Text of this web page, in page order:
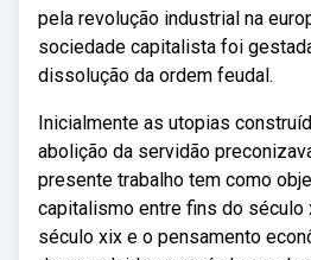
pela revolução industrial na
sociedade capitalista foi
dissolução da ordem feudal.
Inicialmente as utopias
abolição da servidão
presente trabalho tem como
capitalismo entre fins do século
século xix e o pensamento